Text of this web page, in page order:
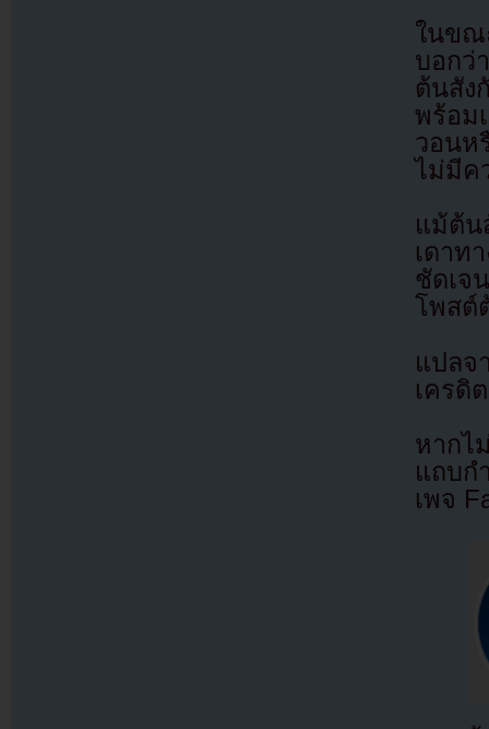
ในขณ
บอกว่
ต้นสัง
พร้อม
วอนห
ไม่มีค
แม้ต้น
เดาท
ชัดเจ
โพสต์
แปล
เครดิ
หากไ
แถบก
เพจ